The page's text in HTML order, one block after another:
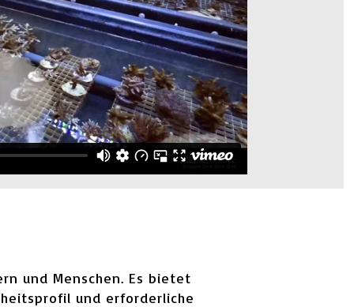
und Menschen. Es bietet
und erforderliche